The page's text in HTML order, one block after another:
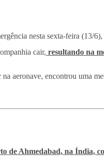
nesta sexta-feira (13/
cair, resultando na
aeronave, encontrou uma
de Ahmedabad, na Índia,